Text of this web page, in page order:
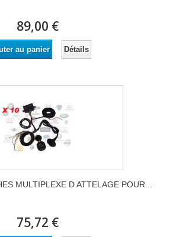
89,00 €
au panier Détails
MULTIPLEXE D ATTELAGE POUR...
75,72 €